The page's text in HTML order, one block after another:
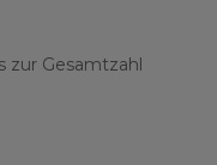
zur Gesamtzahl